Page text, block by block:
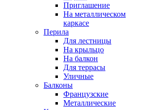
Приглашение
На металлическом
каркасе
Перила
Для лестницы
На крыльцо
На балкон
Для террасы
Уличные
Балконы
Французские
Металлические